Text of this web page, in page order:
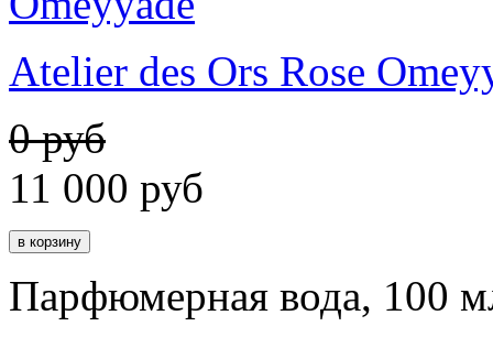
Atelier des Ors Rose
0 руб
11 000 руб
Парфюмерная вода, 100